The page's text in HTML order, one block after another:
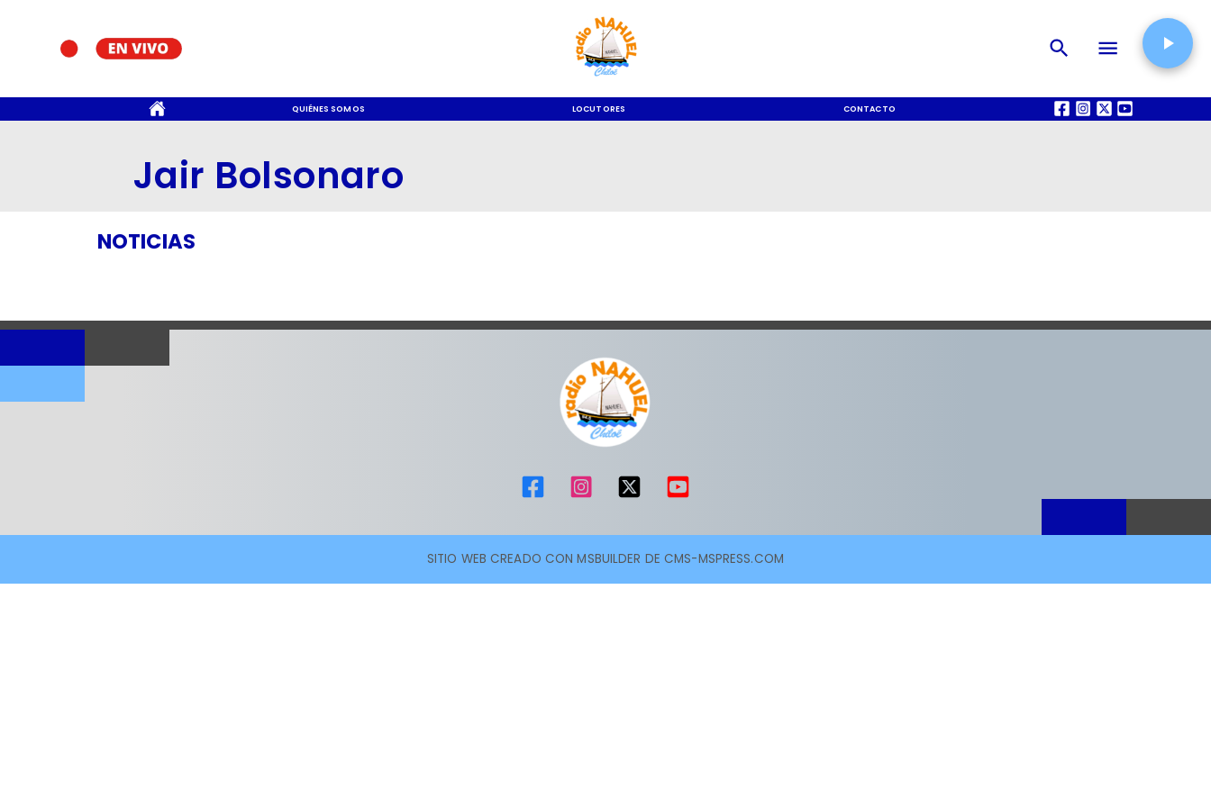
QUIÉNES SOMOS LOCUTORES CONTACTO QUIÉNES SOMOS
Jair Bolsonaro
NOTICIAS
SITIO WEB CREADO CON MSBUILDER DE CMS-MSPRESS.COM